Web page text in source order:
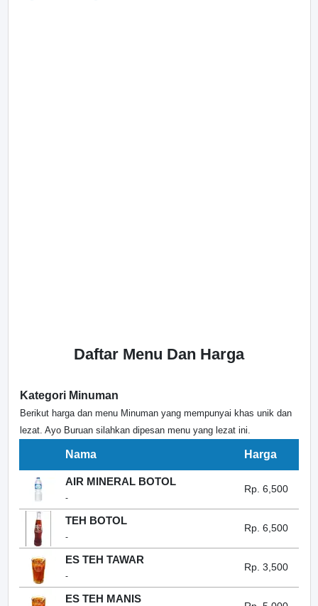
Daftar Menu Dan Harga
Kategori Minuman
Berikut harga dan menu Minuman yang mempunyai khas unik dan
lezat. Ayo Buruan silahkan dipesan menu yang lezat ini.
Nama Harga
AIR MINERAL BOTOL
-
Rp. 6,500
TEH BOTOL
-
Rp. 6,500
ES TEH TAWAR
-
Rp. 3,500
ES TEH MANIS